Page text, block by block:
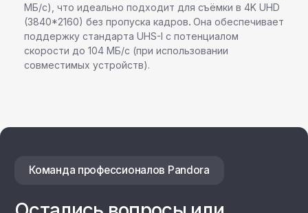
МБ/с), что идеально подходит для съёмки в 4K UHD
(3840*2160) без пропуска кадров. Она обеспечивает
поддержку стандарта UHS-I с потенциалом
скорости до 104 МБ/с (при использовании
совместимых устройств).
+7